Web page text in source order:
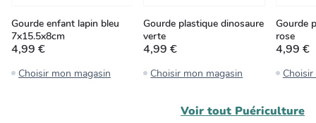
Gourde enfant lapin bleu
7x15.5x8cm
4,99 €
Choisir mon magasin
Gourde plastique dinosaure
verte
4,99 €
Choisir mon magasin
Gourde
rose
4,99 €
Voir tout Puériculture